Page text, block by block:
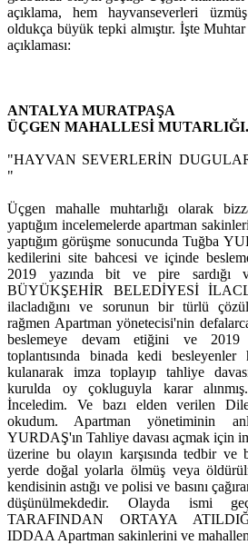
açıklama, hem hayvanseverleri
oldukça büyük tepki almıştır. İşte
açıklaması:
ANTALYA MURATPAŞA
ÜÇGEN MAHALLESİ
"HAYVAN SEVERLERİN
"
Üçgen mahalle muhtarlığı olarak
yaptığım incelemelerde apartman
yaptığım görüşme sonucunda Tuğba
kedilerini site bahcesi ve içinde
2019 yazında bit ve pire sardığı
BÜYÜKŞEHİR BELEDİYESİ
ilacladığını ve sorunun bir türlü
rağmen Apartman yönetecisi'nin
beslemeye devam etiğini ve
toplantısında binada kedi besleyenler
kulanarak imza toplayıp tahliye
kurulda oy çokluguyla karar
İnceledim. Ve bazı elden verilen
okudum. Apartman yönetiminin
YURDAŞ'ın Tahliye davası açmak için
üzerine bu olayın karşısında tedbir ve
yerde doğal yolarla ölmüş veya
kendisinin astığı ve polisi ve basını
düşünülmekdedir. Olayda ismi
TARAFINDAN ORTAYA
IDDAA Apartman sakinlerini ve